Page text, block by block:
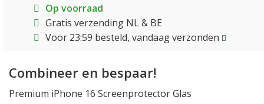
Op voorraad
Gratis verzending NL & BE
Voor 23:59 besteld, vandaag verzonden
Combineer en bespaar!
Premium iPhone 16 Screenprotector Glas